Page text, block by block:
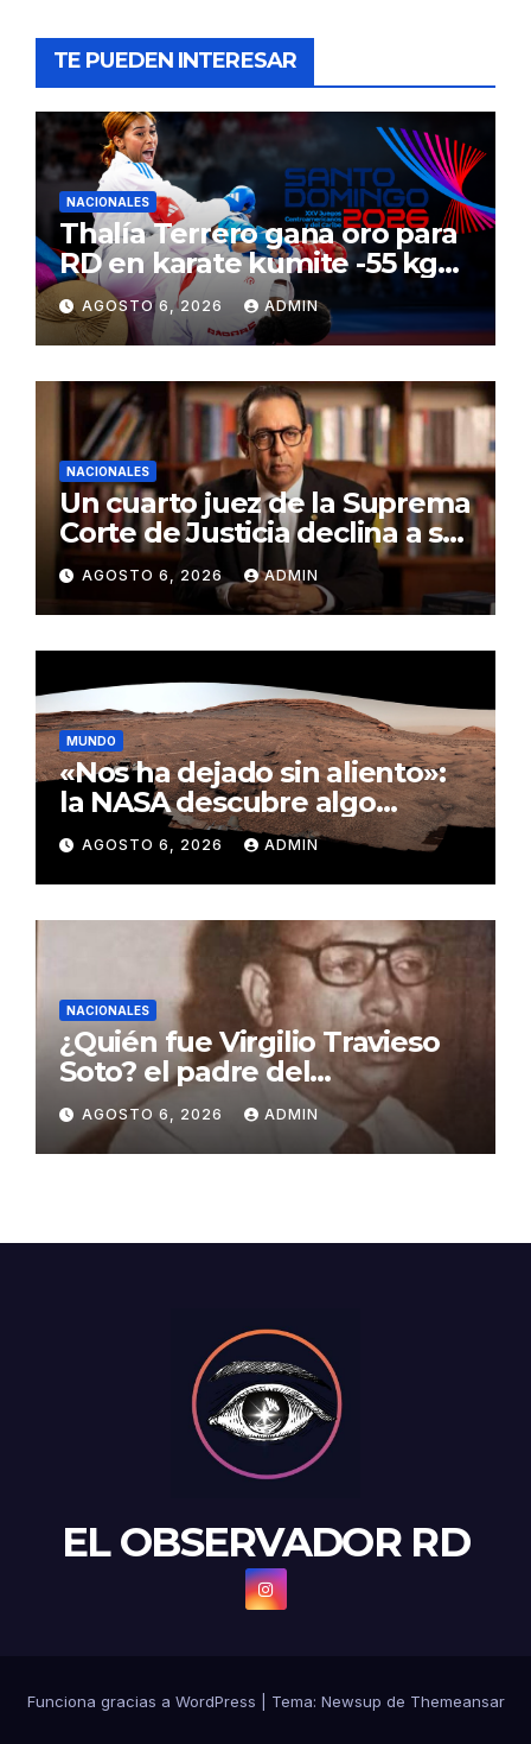
TE PUEDEN INTERESAR
NACIONALES
Thalía Terrero gana oro para
RD en karate kumite -55 kg
en Santo Domingo 2026
AGOSTO 6, 2026 ADMIN
NACIONALES
Un cuarto juez de la Suprema
Corte de Justicia declina a ser
evaluado por el CNM
AGOSTO 6, 2026 ADMIN
MUNDO
«Nos ha dejado sin aliento»:
la NASA descubre algo
insólito en Marte
AGOSTO 6, 2026 ADMIN
NACIONALES
¿Quién fue Virgilio Travieso
Soto? el padre del
baloncesto dominicano
AGOSTO 6, 2026 ADMIN
EL OBSERVADOR RD
Funciona gracias a WordPress Tema: Newsup de Themeansar